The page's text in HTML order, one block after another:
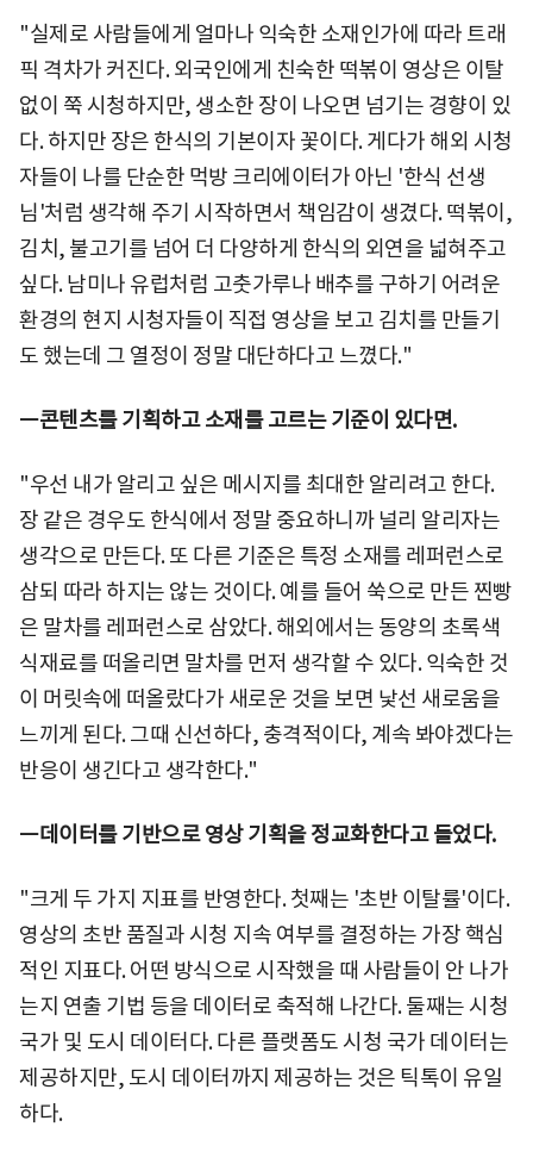
"실제로 사람들에게 얼마나 익숙한 소재인가에 따라 트래
픽 격차가 커진다. 외국인에게 친숙한 떡볶이 영상은 이탈
없이 쭉 시청하지만, 생소한 장이 나오면 넘기는 경향이 있
다. 하지만 장은 한식의 기본이자 꽃이다. 게다가 해외 시청
자들이 나를 단순한 먹방 크리에이터가 아닌 '한식 선생
님'처럼 생각해 주기 시작하면서 책임감이 생겼다. 떡볶이,
김치, 불고기를 넘어 더 다양하게 한식의 외연을 넓혀주고
싶다. 남미나 유럽처럼 고춧가루나 배추를 구하기 어려운
환경의 현지 시청자들이 직접 영상을 보고 김치를 만들기
도 했는데 그 열정이 정말 대단하다고 느꼈다."
ㅡ콘텐츠를 기획하고 소재를 고르는 기준이 있다면.
"우선 내가 알리고 싶은 메시지를 최대한 알리려고 한다.
장 같은 경우도 한식에서 정말 중요하니까 널리 알리자는
생각으로 만든다. 또 다른 기준은 특정 소재를 레퍼런스로
삼되 따라 하지는 않는 것이다. 예를 들어 쑥으로 만든 찐빵
은 말차를 레퍼런스로 삼았다. 해외에서는 동양의 초록색
식재료를 떠올리면 말차를 먼저 생각할 수 있다. 익숙한 것
이 머릿속에 떠올랐다가 새로운 것을 보면 낯선 새로움을
느끼게 된다. 그때 신선하다, 충격적이다, 계속 봐야겠다는
반응이 생긴다고 생각한다."
ㅡ데이터를 기반으로 영상 기획을 정교화한다고 들었다.
"크게 두 가지 지표를 반영한다. 첫째는 '초반 이탈률'이다.
영상의 초반 품질과 시청 지속 여부를 결정하는 가장 핵심
적인 지표다. 어떤 방식으로 시작했을 때 사람들이 안 나가
는지 연출 기법 등을 데이터로 축적해 나간다. 둘째는 시청
국가 및 도시 데이터다. 다른 플랫폼도 시청 국가 데이터는
제공하지만, 도시 데이터까지 제공하는 것은 틱톡이 유일
하다.